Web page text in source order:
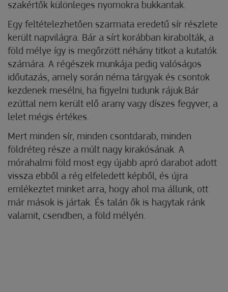
szakértők különleges nyomokra bukkantak.
Egy feltételezhetően szarmata eredetű sír részlete
került napvilágra. Bár a sírt korábban kirabolták, a
föld mélye így is megőrzött néhány titkot a kutatók
számára. A régészek munkája pedig valóságos
időutazás, amely során néma tárgyak és csontok
kezdenek mesélni, ha figyelni tudunk rájuk.Bár
ezúttal nem került elő arany vagy díszes fegyver, a
lelet mégis értékes.
Mert minden sír, minden csontdarab, minden
földréteg része a múlt nagy kirakósának. A
mórahalmi föld most egy újabb apró darabot adott
vissza ebből a rég elfeledett képből, és újra
emlékeztet minket arra, hogy ahol ma állunk, ott
már mások is jártak. És talán ők is hagytak ránk
valamit, csendben, a föld mélyén.